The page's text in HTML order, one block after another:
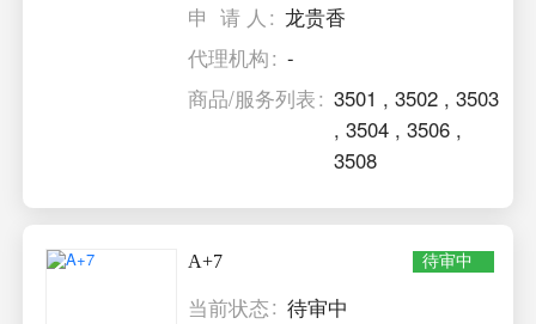
申 请 人
龙贵香
代理机构
-
商品/服务列表
3501 ,3502 ,3503
,3504 ,3506 ,
3508
A+7 待审中
当前状态
待审中